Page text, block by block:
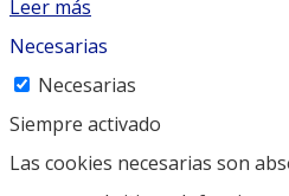
Leer más
Necesarias
Necesarias
Siempre activado
Las cookies necesarias son